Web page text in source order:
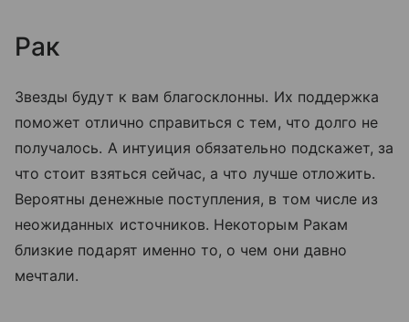
Рак
Звезды будут к вам благосклонны. Их поддержка
поможет отлично справиться с тем, что долго не
получалось. А интуиция обязательно подскажет, за
что стоит взяться сейчас, а что лучше отложить.
Вероятны денежные поступления, в том числе из
неожиданных источников. Некоторым Ракам
близкие подарят именно то, о чем они давно
мечтали.